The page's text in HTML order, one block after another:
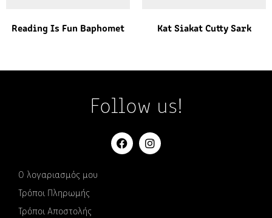
Reading Is Fun Baphomet Kat Siakat Cutty Sark
Follow us!
Ο λογαριασμός μου
Τρόποι Πληρωμής
Τρόποι Αποστολής